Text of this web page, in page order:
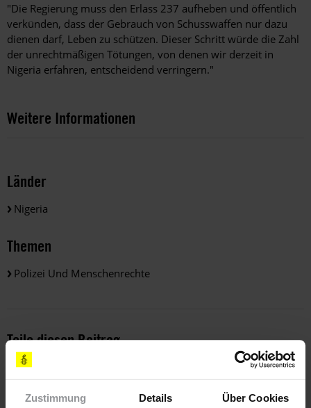
Zustimmung Details Über Cookies
"Die Regierung muss den Erlass 237 aufheben und öffentlich
verkünden, dass der Gebrauch von Schusswaffen nur dazu
dienen darf, Leben zu schützen. Dieser Schritt würde die Zahl
der unrechtmäßigen Tötungen, von denen wir derzeit in
Nigeria erfahren, entscheidend verringern."
Weitere Informationen
Länder
Nigeria
Themen
Polizei Und Menschenrechte
Teile diesen Beitrag